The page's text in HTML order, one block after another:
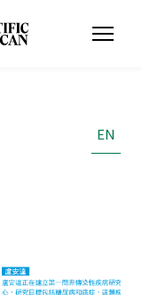
EN